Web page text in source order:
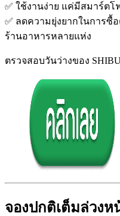
✅ ใช้งานง่าย แค่มีสมาร์ต
✅ ลดความยุ่งยากในการซื้
ร้านอาหารหลายแห่ง
ตรวจสอบวันว่างของ
จองปกติเต็มล่วงห